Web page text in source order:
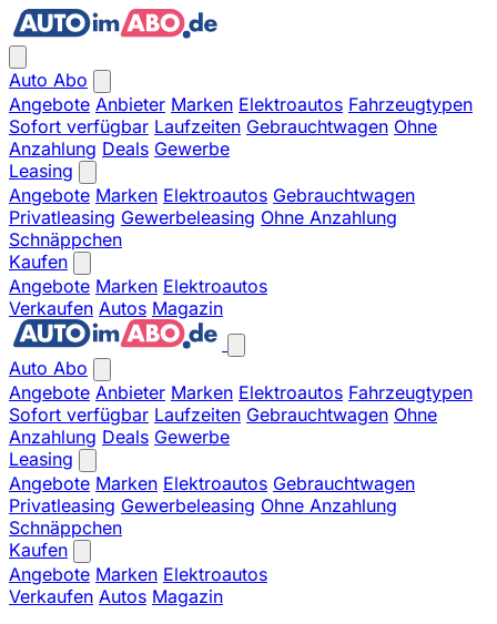
Auto Abo
Angebote Anbieter Marken Elektroautos Fahrzeugtypen
Sofort verfügbar Laufzeiten Gebrauchtwagen Ohne
Anzahlung Deals Gewerbe
Leasing
Angebote Marken Elektroautos Gebrauchtwagen
Privatleasing Gewerbeleasing Ohne Anzahlung
Schnäppchen
Kaufen
Angebote Marken Elektroautos
Verkaufen Autos Magazin
Auto Abo
Angebote Anbieter Marken Elektroautos Fahrzeugtypen
Sofort verfügbar Laufzeiten Gebrauchtwagen Ohne
Anzahlung Deals Gewerbe
Leasing
Angebote Marken Elektroautos Gebrauchtwagen
Privatleasing Gewerbeleasing Ohne Anzahlung
Schnäppchen
Kaufen
Angebote Marken Elektroautos
Verkaufen Autos Magazin